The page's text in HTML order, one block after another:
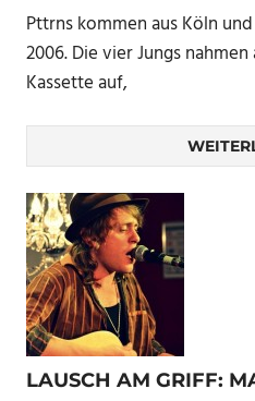
Pttrns kommen aus Köln
2006. Die vier Jungs
Kassette auf,
LAUSCH AM GRIFF: